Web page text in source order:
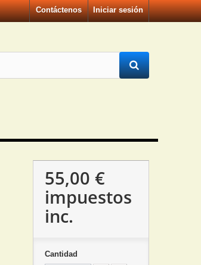
Iniciar sesión
Contáctenos
55,00 €
impuestos
inc.
Cantidad